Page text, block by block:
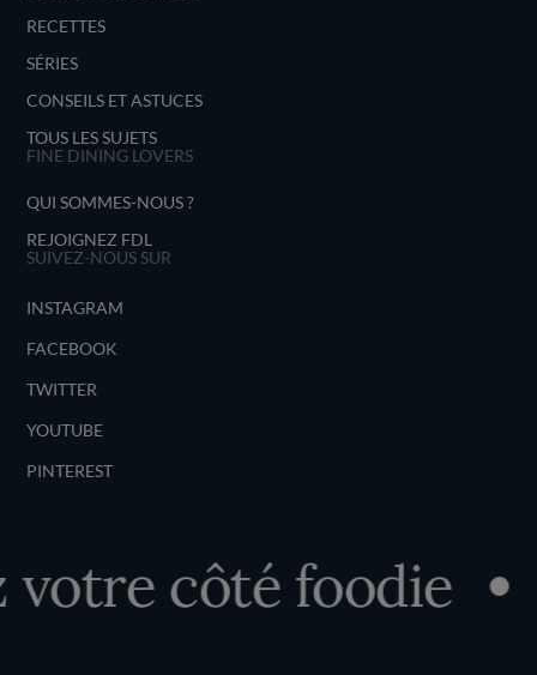
RECETTES
SÉRIES
CONSEILS ET ASTUCES
TOUS LES SUJETS
FINE DINING LOVERS
QUI SOMMES-NOUS ?
REJOIGNEZ FDL
SUIVEZ-NOUS SUR
INSTAGRAM
FACEBOOK
TWITTER
YOUTUBE
PINTEREST
côté foodie